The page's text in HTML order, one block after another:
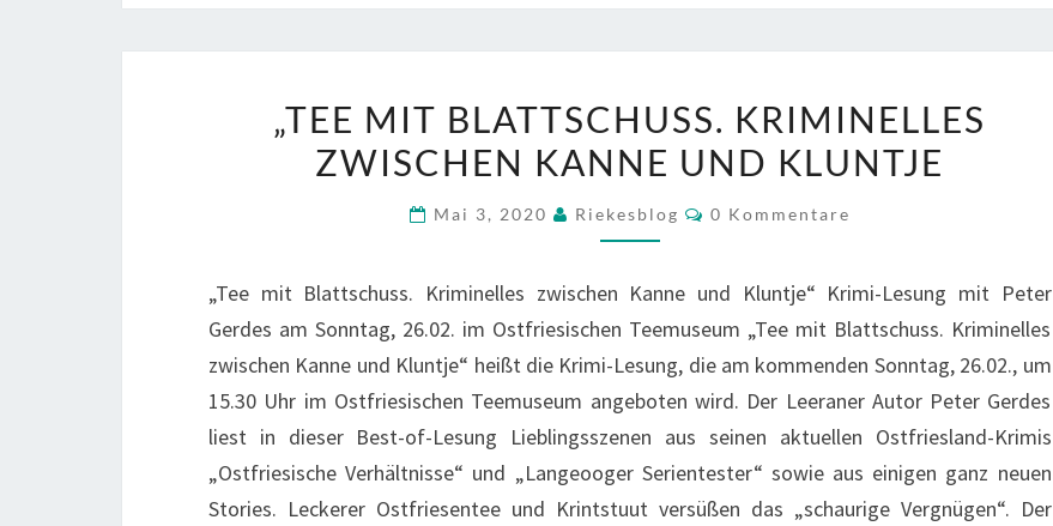
MIT
BLATTSCHUSS.
ZWISCHEN
UND
KLUNTJE
„TEE MIT BLATTSCHUSS. KRIMINELLES
ZWISCHEN KANNE UND KLUNTJE
Mai 3, 2020 Riekesblog Kommentare
0 Kommentare
„Tee mit Blattschuss. Kriminelles zwischen Kanne und Kluntje“ Krimi-Lesung mit Peter
Gerdes am Sonntag, 26.02. im Ostfriesischen Teemuseum „Tee mit Blattschuss. Kriminelles
zwischen Kanne und Kluntje“ heißt die Krimi-Lesung, die am kommenden Sonntag, 26.02., um
15.30 Uhr im Ostfriesischen Teemuseum angeboten wird. Der Leeraner Autor Peter Gerdes
liest in dieser Best-of-Lesung Lieblingsszenen aus seinen aktuellen Ostfriesland-Krimis
„Ostfriesische Verhältnisse“ und „Langeooger Serientester“ sowie aus einigen ganz neuen
Stories. Leckerer Ostfriesentee und Krintstuut versüßen das „schaurige Vergnügen“. Der